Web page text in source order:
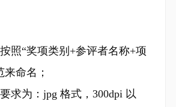
照“奖项类别+参评者名称+项
来命名；
求为：jpg 格式，300dpi 以